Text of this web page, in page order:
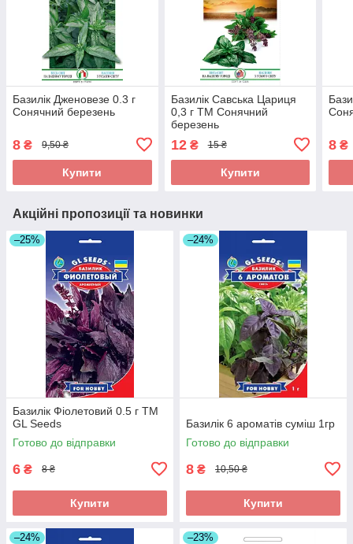
Базилік Дженовезе 0.3 г
Сонячний березень
8 ₴ 9,50 ₴
Купити
Базилік Савська Цариця
0,3 г ТМ Сонячний
березень
12₴ 15 ₴
Купити
8 ₴
Акційні пропозиції та новинки
–25%
Базилік Фіолетовий 0.5 г TM
GL Seeds
Готово до відправки
6 ₴ 8 ₴
Купити
–24%
Базилік 6 ароматів суміш 1гр
Готово до відправки
8 ₴ 10,50 ₴
Купити
–24% –23%